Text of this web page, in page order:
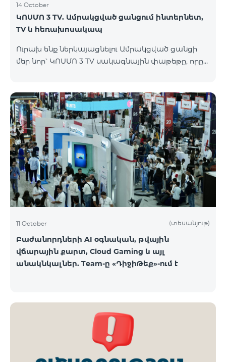
14 October
ԿՈՍՄՈ 3 TV. Ամրակցված ցանցում ինտերնետ,
TV և հեռախոսակապ
Ուրախ ենք ներկայացնելու Ամրակցված ցանցի
մեր նոր՝ ԿՈՍՄՈ 3 TV սակագնային փաթեթը, որը
ժամանակակից լուծումներ յուրաքանչյուր տան
համար, որը հասանելի կլինի Վարդենիս և
Գավառ քաղաքներում մինչև 15․11․2025
ներառյալ։Ի՞նչ է ներառում Ամրակցված ցանցի
ԿՈՍՄՈ 3 TV փաթեթը․ Ինտերնետ. Մինչև 50 Մբիթ/
վ արագություն։ TV. Մինչև 80 TV ալիք՝ TeamTv
Smart հավելվածով Ֆիքսված հեռախոսակապ.
180 րոպե դեպի Team ֆիքսված ցանց։ Սույն
սակագնային փաթեթում ներառվա
11 October (տեսանյութ)
Բաժանորդների AI օգնական, թվային
վճարային քարտ, Cloud Gaming և այլ
անակնկալներ. Team-ը «ԴիջիԹեք»-ում է